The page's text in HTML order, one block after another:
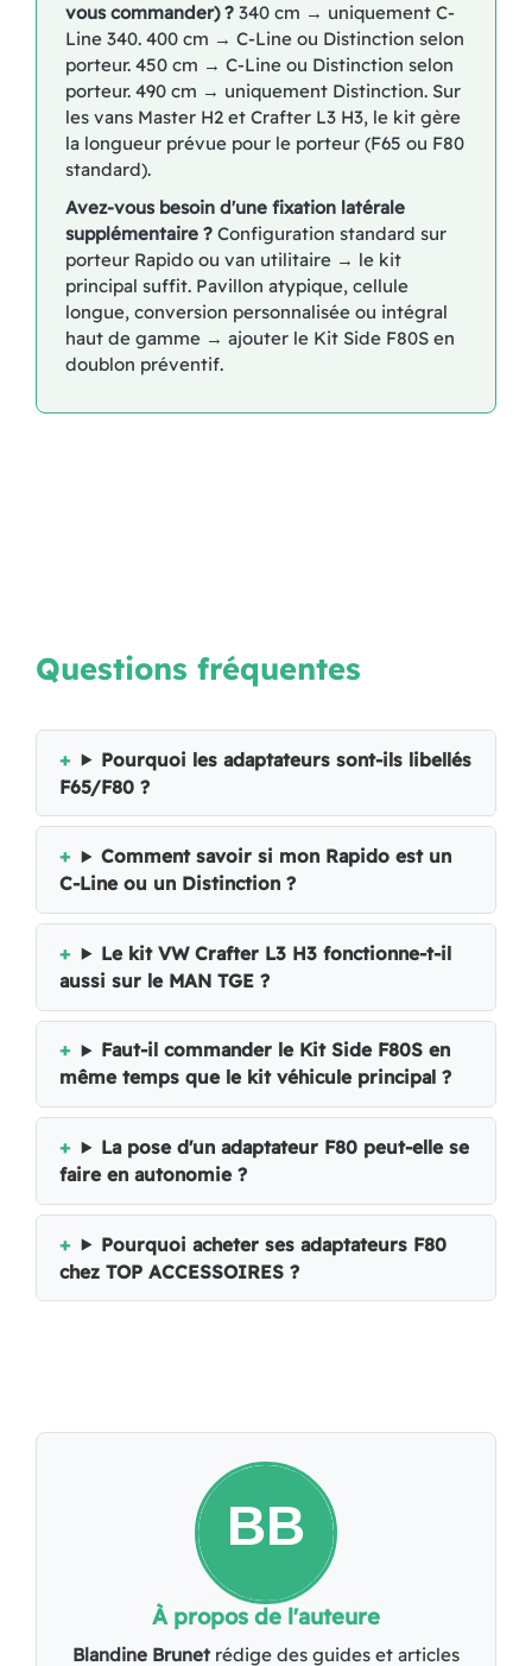
vous commander) ? 340 cm → uniquement C-
Line 340. 400 cm → C-Line ou Distinction selon
porteur. 450 cm → C-Line ou Distinction selon
porteur. 490 cm → uniquement Distinction. Sur
les vans Master H2 et Crafter L3 H3, le kit gère
la longueur prévue pour le porteur (F65 ou F80
standard).
Avez-vous besoin d'une fixation latérale
supplémentaire ? Configuration standard sur
porteur Rapido ou van utilitaire → le kit
principal suffit. Pavillon atypique, cellule
longue, conversion personnalisée ou intégral
haut de gamme → ajouter le Kit Side F80S en
doublon préventif.
Questions fréquentes
Pourquoi les adaptateurs sont-ils libellés
F65/F80 ?
Comment savoir si mon Rapido est un
C-Line ou un Distinction ?
Le kit VW Crafter L3 H3 fonctionne-t-il
aussi sur le MAN TGE ?
Faut-il commander le Kit Side F80S en
même temps que le kit véhicule principal ?
La pose d'un adaptateur F80 peut-elle se
faire en autonomie ?
Pourquoi acheter ses adaptateurs F80
chez TOP ACCESSOIRES ?
À propos de l'auteure
Blandine Brunetrédige des guides et articles